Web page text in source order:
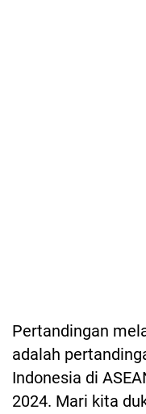
Pertandingan
adalah
Indonesia di
2024. Mari kita